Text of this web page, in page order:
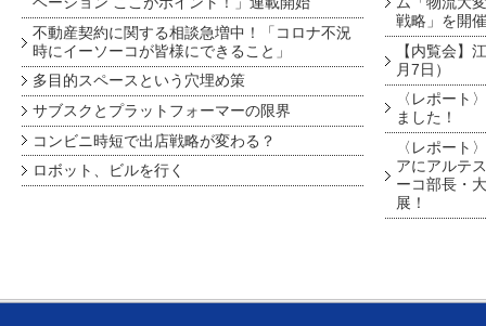
不動産契約に関する相談急増中！「コロナ不況
時にイーソーコが皆様にできること」
多目的スペースという穴埋め策
サブスクとプラットフォーマーの限界
コンビニ時短で出店戦略が変わる？
ロボット、ビルを行く
戦略」を開
【内覧会】
月7日）
〈レポート
ました！
〈レポート
アにアルテ
ーコ部長・
展！